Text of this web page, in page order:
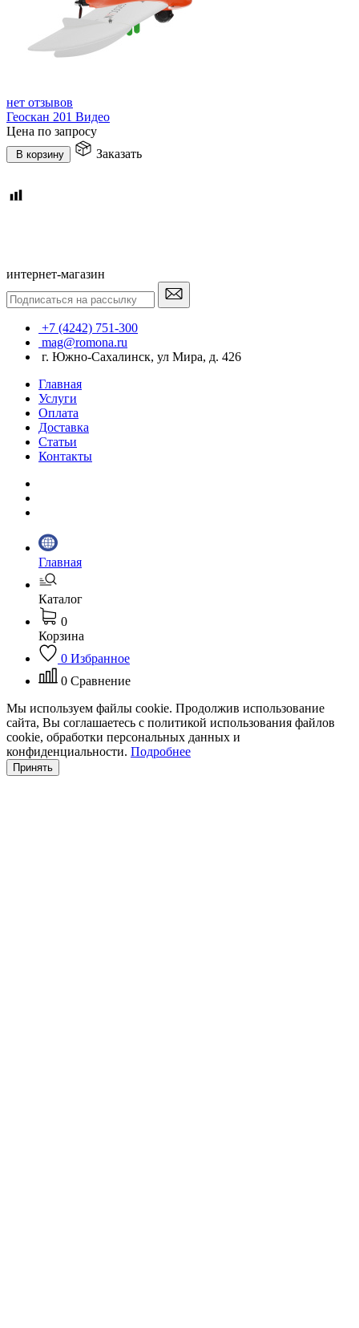
нет отзывов
Геоскан 201 Видео
Цена по запросу
В корзину Заказать
интернет-магазин
+7 (4242) 751-300
mag@romona.ru
г. Южно-Сахалинск, ул Мира, д. 426
Главная
Услуги
Оплата
Доставка
Статьи
Контакты
Главная
Каталог
0
Корзина
0 Избранное
0 Сравнение
Мы используем файлы cookie. Продолжив использование
сайта, Вы соглашаетесь с политикой использования файлов
cookie, обработки персональных данных и
конфиденциальности. Подробнее
Принять